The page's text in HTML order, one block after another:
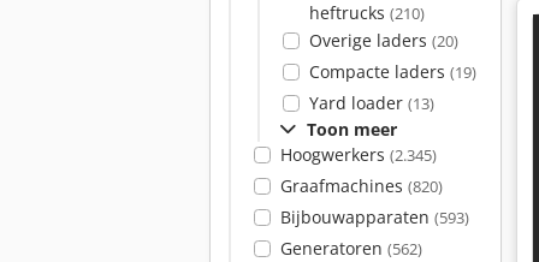
heftrucks (210)
Overige laders (20)
Compacte laders (19)
Yard loader (13)
Toon meer
Hoogwerkers (2.345)
Graafmachines (820)
Bijbouwapparaten (593)
Generatoren (562)